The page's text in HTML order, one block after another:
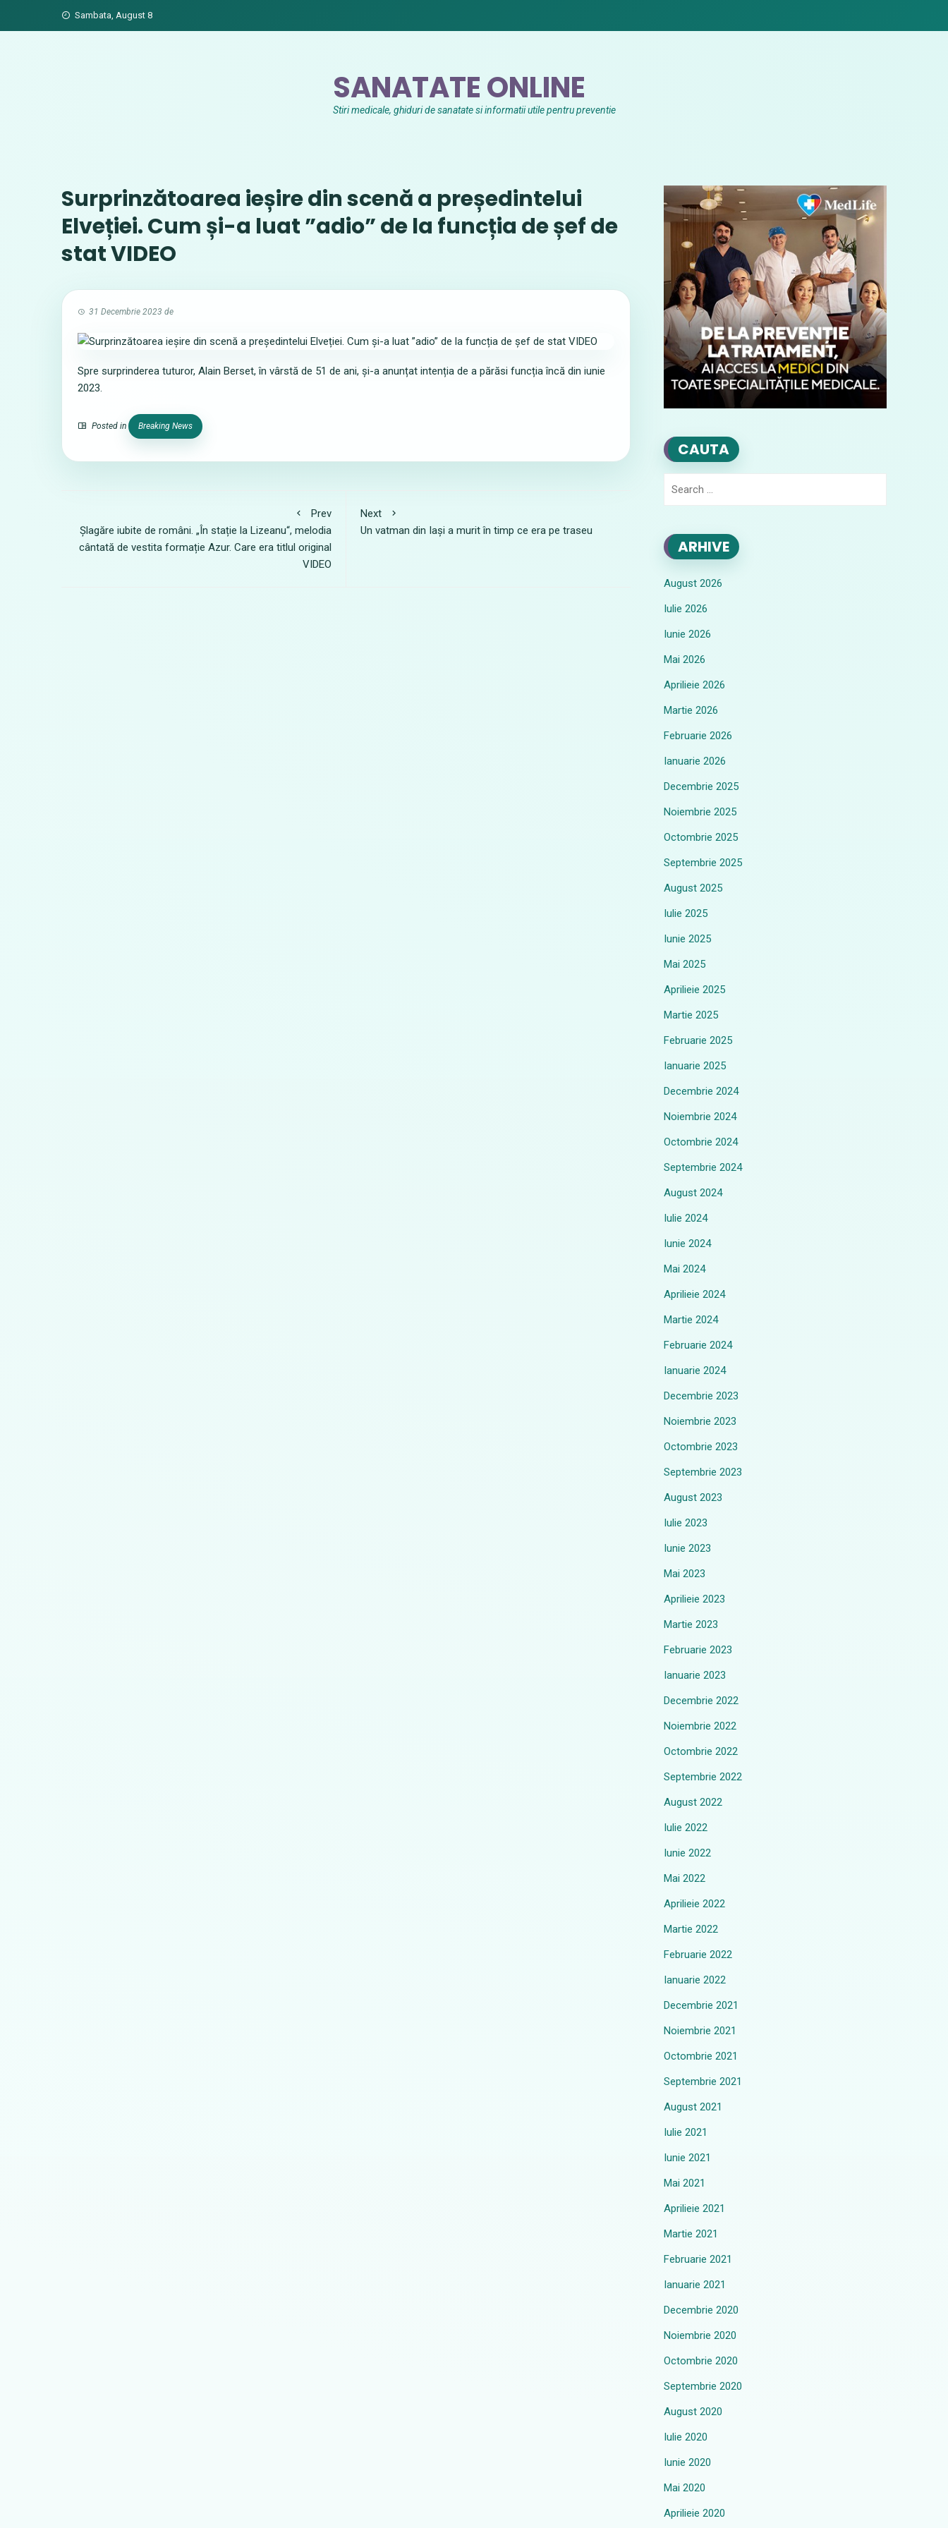
Sambata, August 8
SANATATE ONLINE
Stiri medicale, ghiduri de sanatate si informatii utile pentru preventie
Surprinzătoarea ieșire din scenă a președintelui
Elveției. Cum și-a luat ”adio” de la funcția de șef de
stat VIDEO
31 Decembrie 2023 de
Spre surprinderea tuturor, Alain Berset, în vârstă de 51 de ani, și-a anunțat intenția de a părăsi funcția încă din iunie
2023.
Posted in Breaking News
Prev
Șlagăre iubite de români. „În stație la Lizeanu“, melodia
cântată de vestita formație Azur. Care era titlul original
VIDEO
Next
Un vatman din Iași a murit în timp ce era pe traseu
CAUTA
ARHIVE
August 2026
Iulie 2026
Iunie 2026
Mai 2026
Aprilieie 2026
Martie 2026
Februarie 2026
Ianuarie 2026
Decembrie 2025
Noiembrie 2025
Octombrie 2025
Septembrie 2025
August 2025
Iulie 2025
Iunie 2025
Mai 2025
Aprilieie 2025
Martie 2025
Februarie 2025
Ianuarie 2025
Decembrie 2024
Noiembrie 2024
Octombrie 2024
Septembrie 2024
August 2024
Iulie 2024
Iunie 2024
Mai 2024
Aprilieie 2024
Martie 2024
Februarie 2024
Ianuarie 2024
Decembrie 2023
Noiembrie 2023
Octombrie 2023
Septembrie 2023
August 2023
Iulie 2023
Iunie 2023
Mai 2023
Aprilieie 2023
Martie 2023
Februarie 2023
Ianuarie 2023
Decembrie 2022
Noiembrie 2022
Octombrie 2022
Septembrie 2022
August 2022
Iulie 2022
Iunie 2022
Mai 2022
Aprilieie 2022
Martie 2022
Februarie 2022
Ianuarie 2022
Decembrie 2021
Noiembrie 2021
Octombrie 2021
Septembrie 2021
August 2021
Iulie 2021
Iunie 2021
Mai 2021
Aprilieie 2021
Martie 2021
Februarie 2021
Ianuarie 2021
Decembrie 2020
Noiembrie 2020
Octombrie 2020
Septembrie 2020
August 2020
Iulie 2020
Iunie 2020
Mai 2020
Aprilieie 2020